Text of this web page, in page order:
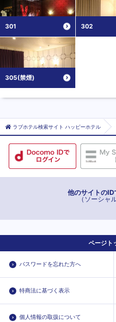
301 302
305(禁煙)
ラブホテル検索サイト ハッピーホテル
他のサイトのID
（ソーシャ
ページト
パスワードを忘れた方へ
特商法に基づく表示
個人情報の取扱について